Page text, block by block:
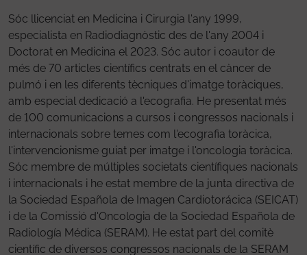
Sóc llicenciat en Medicina i Cirurgia l'any 1999,
especialista en Radiodiagnòstic des de l'any 2004 i
Doctorat en Medicina el 2023. Sóc autor i coautor de
més de 70 articles científics centrats en el càncer de
pulmó i en les diferents tècniques d'imatge toràciques,
amb especial dedicació a l'ecografia. He presentat més
de 100 comunicacions a cursos i congressos nacionals i
internacionals sobre temes com l'ecografia toràcica,
l'intervencionisme guiat per imatge i l'oncologia toràcica.
Sóc membre de múltiples societats científiques nacionals
i internacionals i he estat membre de la junta directiva de
la Sociedad Española de Imagen Cardiotorácica (SEICAT)
i de la Comissió d'Oncologia de la Sociedad Española de
Radiología Médica (SERAM). He estat part del comitè
científic de diversos congressos nacionals de la SERAM